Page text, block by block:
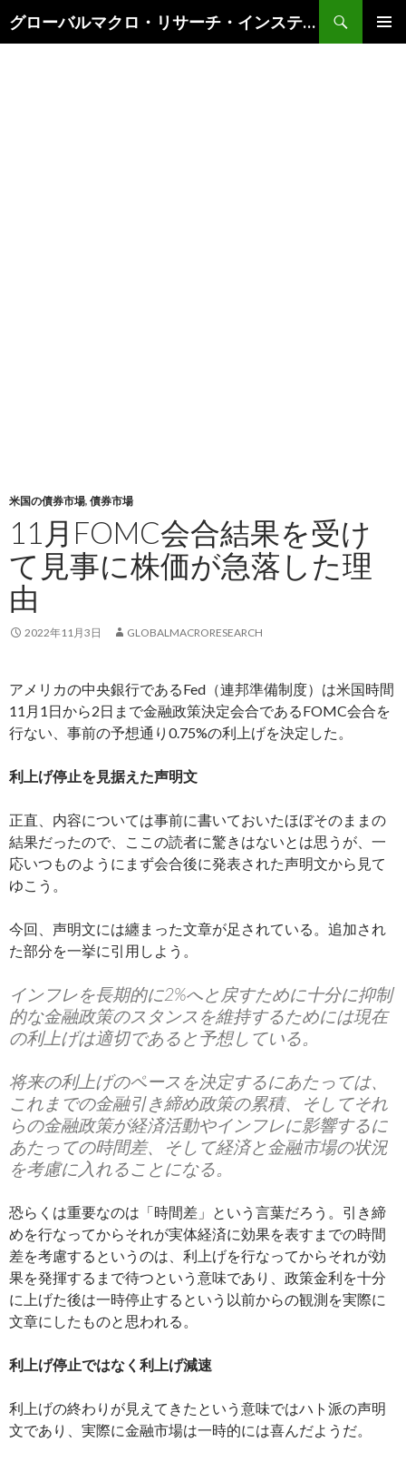
グローバルマクロ・リサーチ・インスティテュート
索
米国の債券市場, 債券市場
11月FOMC会合結果を受け
て見事に株価が急落した理
由
2022年11月3日 GLOBALMACRORESEARCH
アメリカの中央銀行であるFed（連邦準備制度）は米国時間
11月1日から2日まで金融政策決定会合であるFOMC会合を
行ない、事前の予想通り0.75%の利上げを決定した。
利上げ停止を見据えた声明文
正直、内容については事前に書いておいたほぼそのままの
結果だったので、ここの読者に驚きはないとは思うが、一
応いつものようにまず会合後に発表された声明文から見て
ゆこう。
今回、声明文には纏まった文章が足されている。追加され
た部分を一挙に引用しよう。
インフレを長期的に2%へと戻すために十分に抑制
的な金融政策のスタンスを維持するためには現在
の利上げは適切であると予想している。
将来の利上げのペースを決定するにあたっては、
これまでの金融引き締め政策の累積、そしてそれ
らの金融政策が経済活動やインフレに影響するに
あたっての時間差、そして経済と金融市場の状況
を考慮に入れることになる。
恐らくは重要なのは「時間差」という言葉だろう。引き締
めを行なってからそれが実体経済に効果を表すまでの時間
差を考慮するというのは、利上げを行なってからそれが効
果を発揮するまで待つという意味であり、政策金利を十分
に上げた後は一時停止するという以前からの観測を実際に
文章にしたものと思われる。
利上げ停止ではなく利上げ減速
利上げの終わりが見えてきたという意味ではハト派の声明
文であり、実際に金融市場は一時的には喜んだようだ。